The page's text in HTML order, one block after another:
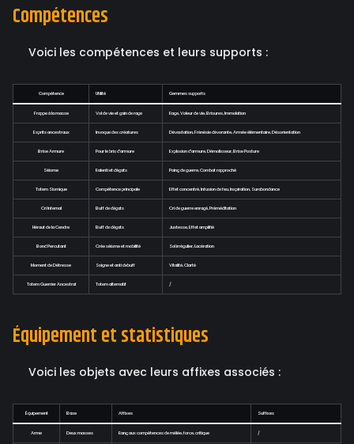
Compétences
Voici les compétences et leurs supports :
Compétence Utilité Gemmes supports
Frappe à la masse Vol de vie et gain de rage Rage, Voleur de vie, Brisures, Immolation
Esprits ancestraux Invoque des créatures Dévastation, Frénésie dévorante, Armée élémentaire, Désorientation
Brise Armure Pour le bris d'armure Explosion d'armure, Démolisseur, Brise Posture
Séisme Ralenti et dégats Poing de guerre, Combat rapproché
Totem Sismique Compétence principale Effet concentré, Infusion de feu, Inspiration, Surabondance
Cri Infernal Buff de dégats Cri de guerre enragé, Préméditation
Héraut de la Cendre Buff de dégats Justesse, Effet amplifié
Bond Percutant Crée séisme et mobilité Sol irrégulier, Lacération
Moment de Détresse Soigne et anti debuff Vitalité, Clarté
Totem Guerrier Ancestral Totem alternatif /
Équipement et statistiques
Voici les objets avec leurs affixes associés :
Équipement Base Affixes Suffixes
Arme Deux masses Rang aux compétences de mêlée, force, critique /